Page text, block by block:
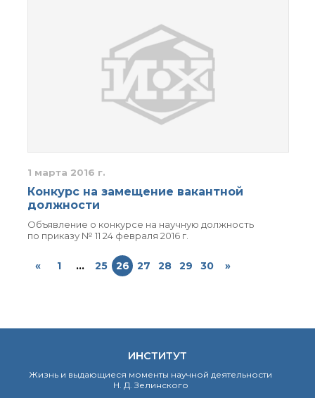
1 марта 2016 г.
Конкурс на замещение вакантной
должности
Объявление о конкурсе на научную должность
по приказу № 11 24 февраля 2016 г.
« 1 ... 25 26 27 28 29 30 »
ИНСТИТУТ
Жизнь и выдающиеся моменты научной деятельности
Н. Д. Зелинского